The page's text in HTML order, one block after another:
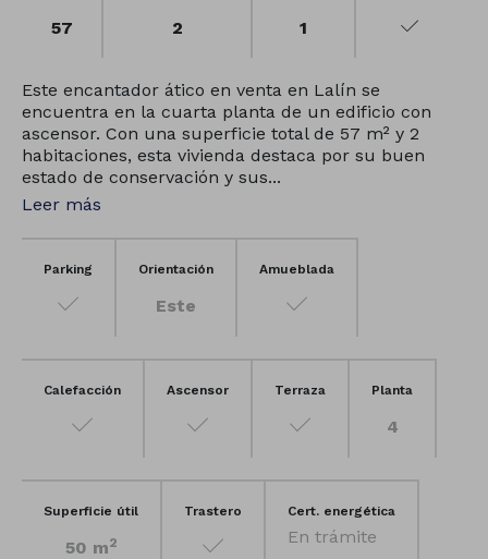
57 2 1
Este encantador ático en venta en Lalín se
encuentra en la cuarta planta de un edificio con
ascensor. Con una superficie total de 57 m² y 2
habitaciones, esta vivienda destaca por su buen
estado de conservación y sus...
Leer más
Parking Orientación
Este
Amueblada
Calefacción Ascensor Terraza Planta
4
Superficie útil
50 m2
Trastero Cert. energética
En trámite